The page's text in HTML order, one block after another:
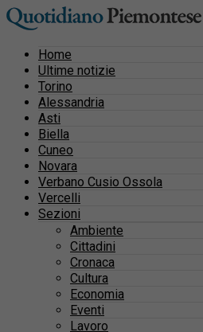
Home
Ultime notizie
Torino
Alessandria
Asti
Biella
Cuneo
Novara
Verbano Cusio Ossola
Vercelli
Sezioni
Ambiente
Cittadini
Cronaca
Cultura
Economia
Eventi
Lavoro